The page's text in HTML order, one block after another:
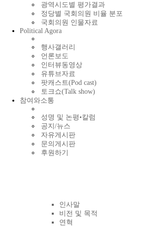
광역시도별 평가결과
정당별 국회의원 비율 분포
국회의원 인물자료
Political Agora
행사갤러리
언론보도
인터뷰동영상
유튜브자료
팟캐스트(Pod cast)
토크쇼(Talk show)
참여와소통
성명 및 논평•칼럼
공지/뉴스
자유게시판
문의게시판
후원하기
인사말
비전 및 목적
연혁